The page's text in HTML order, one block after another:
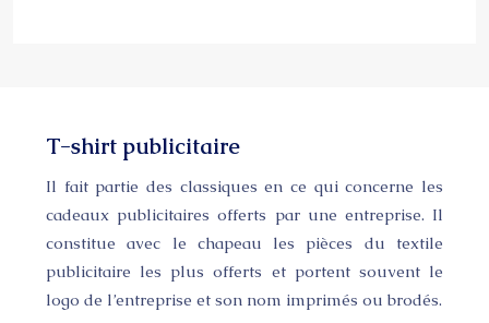
T-shirt publicitaire
Il fait partie des classiques en ce qui concerne les
cadeaux publicitaires offerts par une entreprise. Il
constitue avec le chapeau les pièces du textile
publicitaire les plus offerts et portent souvent le
logo de l’entreprise et son nom imprimés ou brodés.